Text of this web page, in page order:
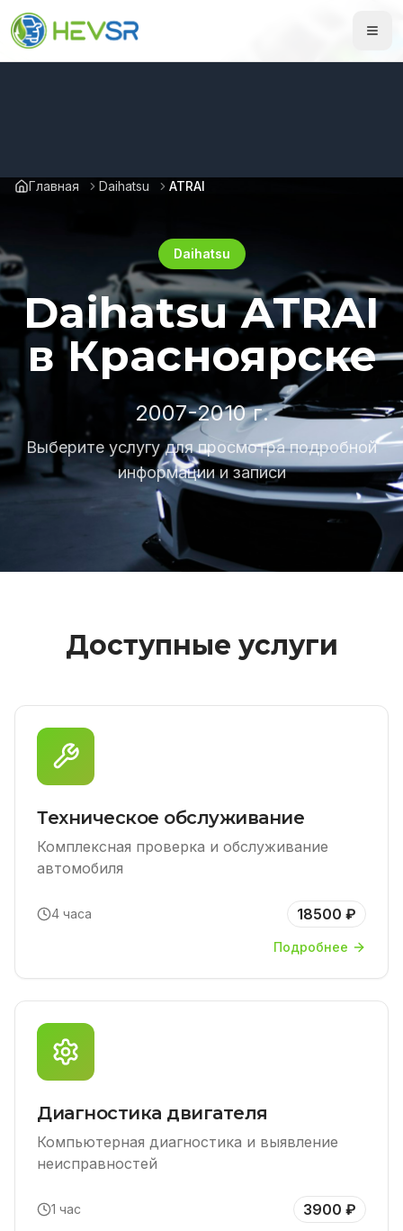
Главная Daihatsu ATRAI
Daihatsu
Daihatsu ATRAI
в Красноярске
2007-2010 г.
Выберите услугу для просмотра подробной
информации и записи
Доступные услуги
Техническое обслуживание
Комплексная проверка и обслуживание
автомобиля
4 часа 18500 ₽
Подробнее
Диагностика двигателя
Компьютерная диагностика и выявление
неисправностей
1 час 3900 ₽